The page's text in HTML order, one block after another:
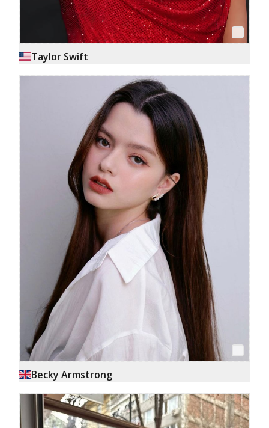
Taylor Swift
Becky Armstrong